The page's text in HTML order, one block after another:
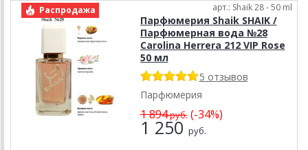
Распродажа арт.: Shaik 28 - 50 ml
Парфюмерия Shaik SHAIK /
Парфюмерная вода №28
Carolina Herrera 212 VIP Rose
50 мл
5 отзывов
Парфюмерия
1 894руб.(-34%)
1 250 руб.